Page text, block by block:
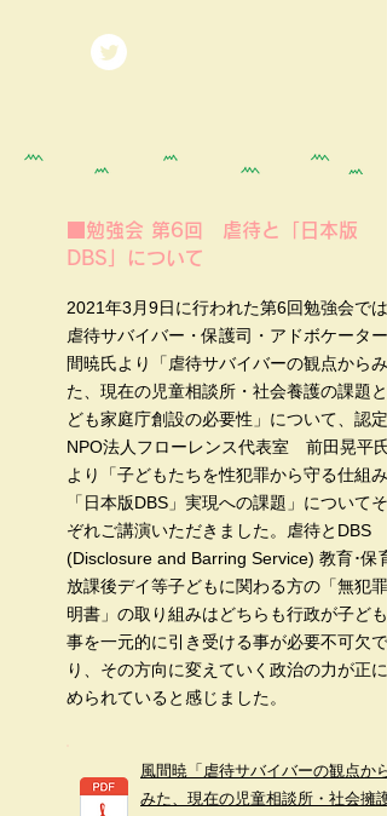
■勉強会 第6回 虐待と「日本版
DBS」について
2021年3月9日に行われた第6回勉強会では
虐待サバイバー・保護司・アドボケーター
間暁氏より「虐待サバイバーの観点からみ
た、現在の児童相談所・社会養護の課題と
ども家庭庁創設の必要性」について、認定
NPO法人フローレンス代表室 前田晃平氏
より「子どもたちを性犯罪から守る仕組み
「日本版DBS」実現への課題」についてそ
ぞれご講演いただきました。虐待とDBS
(Disclosure and Barring Service) 教育･保
放課後デイ等子どもに関わる方の「無犯罪
明書」の取り組みはどちらも行政が子ども
事を一元的に引き受ける事が必要不可欠で
り、その方向に変えていく政治の力が正に
められていると感じました。
風間暁「虐待サバイバーの観点から
みた、現在の児童相談所・社会擁護